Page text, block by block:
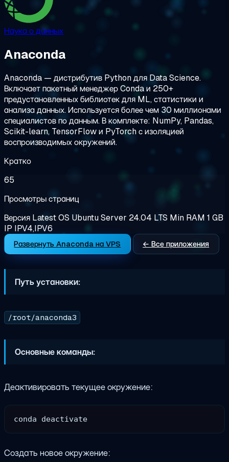
Наука о данных
Anaconda
Anaconda — дистрибутив Python для Data Science.
Включает пакетный менеджер Conda и 250+
предустановленных библиотек для ML, статистики и
анализа данных. Используется более чем 30 миллионами
специалистов по данным. В комплекте: NumPy, Pandas,
Scikit-learn, TensorFlow и PyTorch с изоляцией
воспроизводимых окружений.
Кратко
65
Просмотры страниц
Версия LatestOS Ubuntu Server 24.04 LTS Min RAM 1 GB
IP IPV4,IPV6
Развернуть Anaconda на VPS ← Все приложения
Путь установки:
/root/anaconda3
Основные команды:
Деактивировать текущее окружение:
Создать новое окружение: